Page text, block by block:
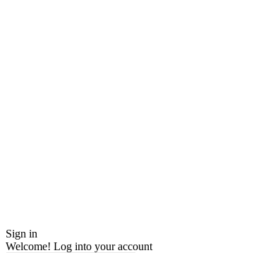
Sign in
Welcome! Log into your account